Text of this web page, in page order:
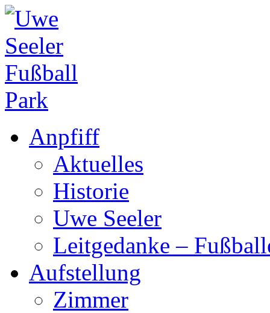
Anpfiff
Aktuelles
Historie
Uwe Seeler
Leitgedanke –
Aufstellung
Zimmer